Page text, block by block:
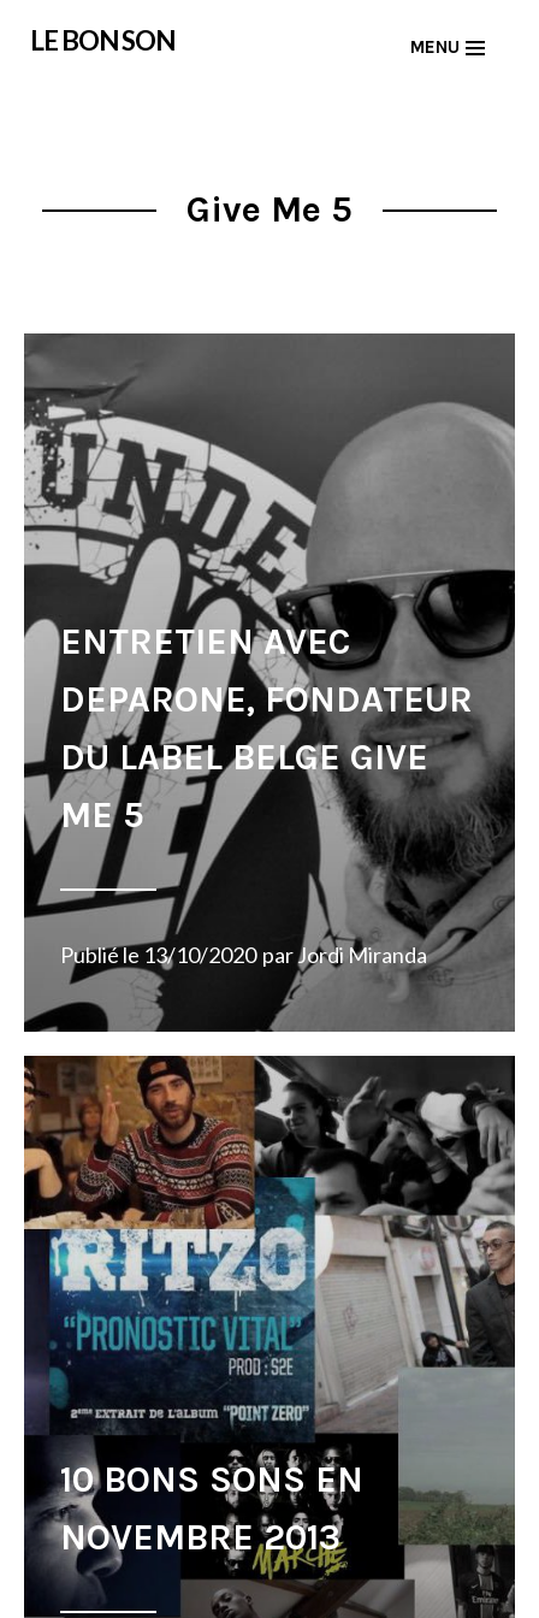
LE BON SON MENU
Give Me 5
ENTRETIEN AVEC
DEPARONE, FONDATEUR
DU LABEL BELGE GIVE
ME 5
Publié le 13/10/2020 parJordi Miranda
10 BONS SONS EN
NOVEMBRE 2013